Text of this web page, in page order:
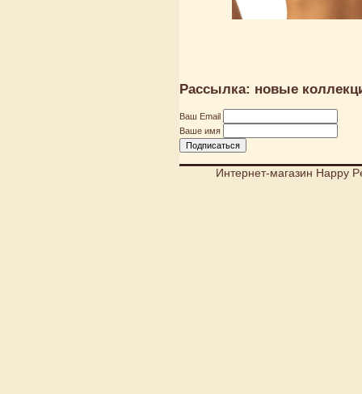
Рассылка: новые
Ваш Email
Ваше имя
Интернет-магазин Happy